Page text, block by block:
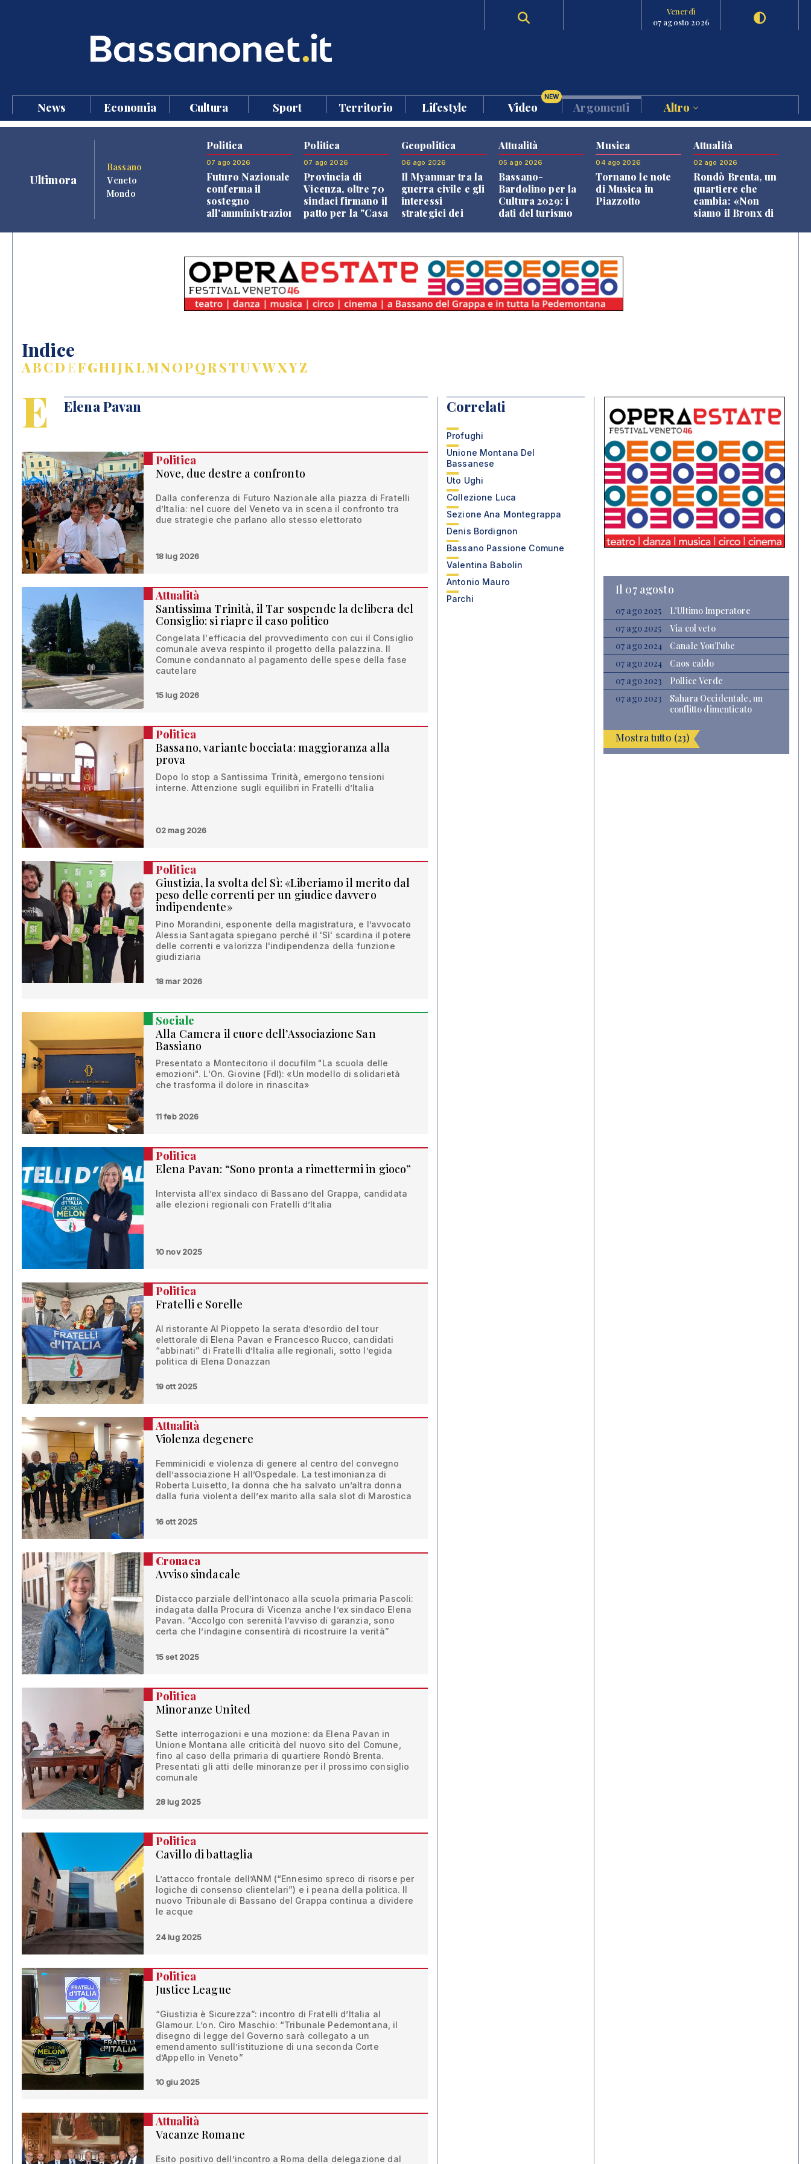
Venerdì
07 agosto 2026
News Economia Cultura Sport Territorio Lifestyle Video
NEW
Argomenti Altro
Ultimora
Bassano
Veneto
Mondo
Politica
07 ago 2026
Futuro Nazionale
conferma il
sostegno
all'amministrazione
Politica
07 ago 2026
Provincia di
Vicenza, oltre 70
sindaci firmano il
patto per la "Casa
Geopolitica
06 ago 2026
Il Myanmar tra la
guerra civile e gli
interessi
strategici dei
Attualità
05 ago 2026
Bassano-
Bardolino per la
Cultura 2029: i
dati del turismo
Musica
04 ago 2026
Tornano le note
di Musica in
Piazzotto
Attualità
02 ago 2026
Rondò Brenta, un
quartiere che
cambia: «Non
siamo il Bronx di
Indice
ABCDEFGHIJKLMNOPQRSTUVWXYZ
E Elena Pavan
Politica
Nove, due destre a confronto
Dalla conferenza di Futuro Nazionale alla piazza di Fratelli
d’Italia: nel cuore del Veneto va in scena il confronto tra
due strategie che parlano allo stesso elettorato
18 lug 2026
Attualità
Santissima Trinità, il Tar sospende la delibera del
Consiglio: si riapre il caso politico
Congelata l'efficacia del provvedimento con cui il Consiglio
comunale aveva respinto il progetto della palazzina. Il
Comune condannato al pagamento delle spese della fase
cautelare
15 lug 2026
Politica
Bassano, variante bocciata: maggioranza alla
prova
Dopo lo stop a Santissima Trinità, emergono tensioni
interne. Attenzione sugli equilibri in Fratelli d’Italia
02 mag 2026
Politica
Giustizia, la svolta del Sì: «Liberiamo il merito dal
peso delle correnti per un giudice davvero
indipendente»
Pino Morandini, esponente della magistratura, e l’avvocato
Alessia Santagata spiegano perché il 'Sì' scardina il potere
delle correnti e valorizza l'indipendenza della funzione
giudiziaria
18 mar 2026
Sociale
Alla Camera il cuore dell’Associazione San
Bassiano
Presentato a Montecitorio il docufilm "La scuola delle
emozioni". L'On. Giovine (FdI): «Un modello di solidarietà
che trasforma il dolore in rinascita»
11 feb 2026
Politica
Elena Pavan: “Sono pronta a rimettermi in gioco”
Intervista all’ex sindaco di Bassano del Grappa, candidata
alle elezioni regionali con Fratelli d’Italia
10 nov 2025
Politica
Fratelli e Sorelle
Al ristorante Al Pioppeto la serata d’esordio del tour
elettorale di Elena Pavan e Francesco Rucco, candidati
“abbinati” di Fratelli d’Italia alle regionali, sotto l’egida
politica di Elena Donazzan
19 ott 2025
Attualità
Violenza degenere
Femminicidi e violenza di genere al centro del convegno
dell’associazione H all’Ospedale. La testimonianza di
Roberta Luisetto, la donna che ha salvato un’altra donna
dalla furia violenta dell’ex marito alla sala slot di Marostica
16 ott 2025
Cronaca
Avviso sindacale
Distacco parziale dell’intonaco alla scuola primaria Pascoli:
indagata dalla Procura di Vicenza anche l’ex sindaco Elena
Pavan. “Accolgo con serenità l’avviso di garanzia, sono
certa che l’indagine consentirà di ricostruire la verità”
15 set 2025
Politica
Minoranze United
Sette interrogazioni e una mozione: da Elena Pavan in
Unione Montana alle criticità del nuovo sito del Comune,
fino al caso della primaria di quartiere Rondò Brenta.
Presentati gli atti delle minoranze per il prossimo consiglio
comunale
28 lug 2025
Politica
Cavillo di battaglia
L’attacco frontale dell’ANM (“Ennesimo spreco di risorse per
logiche di consenso clientelari”) e i peana della politica. Il
nuovo Tribunale di Bassano del Grappa continua a dividere
le acque
24 lug 2025
Politica
Justice League
“Giustizia è Sicurezza”: incontro di Fratelli d’Italia al
Glamour. L’on. Ciro Maschio: “Tribunale Pedemontana, il
disegno di legge del Governo sarà collegato a un
emendamento sull’istituzione di una seconda Corte
d’Appello in Veneto”
10 giu 2025
Attualità
Vacanze Romane
Esito positivo dell’incontro a Roma della delegazione dal
Correlati
Profughi
Unione Montana Del
Bassanese
Uto Ughi
Collezione Luca
Sezione Ana Montegrappa
Denis Bordignon
Bassano Passione Comune
Valentina Babolin
Antonio Mauro
Parchi
Il 07 agosto
07 ago 2025
L’Ultimo Imperatore
07 ago 2025
Via col veto
07 ago 2024
Canale YouTube
07 ago 2024
Caos caldo
07 ago 2023
Pollice Verde
07 ago 2023
Sahara Occidentale, un
conflitto dimenticato
Mostra tutto (23)